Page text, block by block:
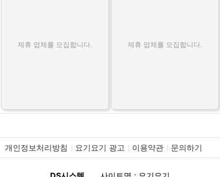
제휴 업체를 모집합니다. 제휴 업체를 모집합니다.
개인정보처리방침 요기요기 광고 이용약관 문의하기